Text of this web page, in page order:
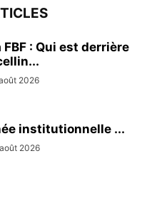
FBF : Qui est derrière
2026
institutionnelle ...
2026